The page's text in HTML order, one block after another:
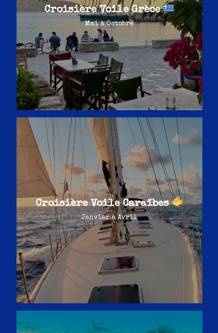
Croisière Voile Grèce
Mai à Octobre
Croisière Voile Caraïbes
Janvier à Avril